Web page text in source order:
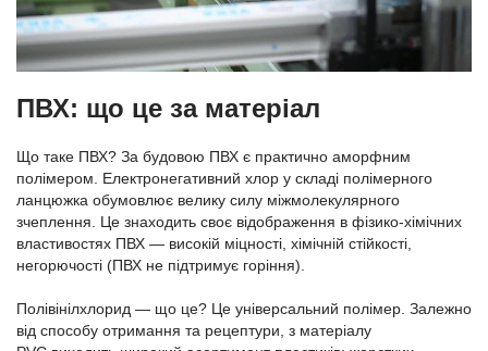
ПВХ: що це за матеріал
Що таке ПВХ? За будовою ПВХ є практично аморфним
полімером. Електронегативний хлор у складі полімерного
ланцюжка обумовлює велику силу міжмолекулярного
зчеплення. Це знаходить своє відображення в фізико-хімічних
властивостях ПВХ — високій міцності, хімічній стійкості,
негорючості (ПВХ не підтримує горіння).
Полівінілхлорид — що це? Це універсальний полімер. Залежно
від способу отримання та рецептури, з матеріалу